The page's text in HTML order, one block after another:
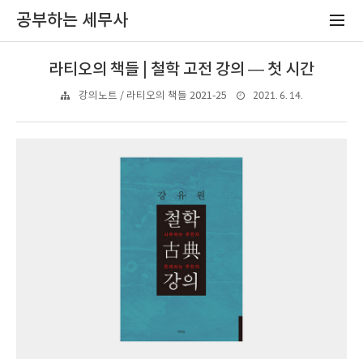
공부하는 세무사
라티오의 책들 | 철학 고전 강의 — 첫 시간
강의노트 / 라티오의 책들 2021-25 2021. 6. 14.